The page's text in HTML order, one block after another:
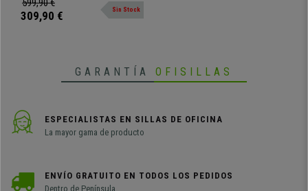
buscas algo único y exclusivo, ya
599,90 €
309,90 € Sin Stock
GARANTÍA OFISILLAS
ESPECIALISTAS EN SILLAS DE OFICINA
La mayor gama de producto
ENVÍO GRATUITO EN TODOS LOS PEDIDOS
Dentro de Península